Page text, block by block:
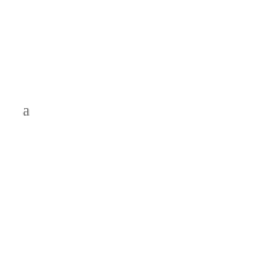
a